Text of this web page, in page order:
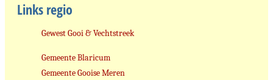
Links regio
Gewest Gooi & Vechtstreek
Gemeente Blaricum
Gemeente Gooise Meren